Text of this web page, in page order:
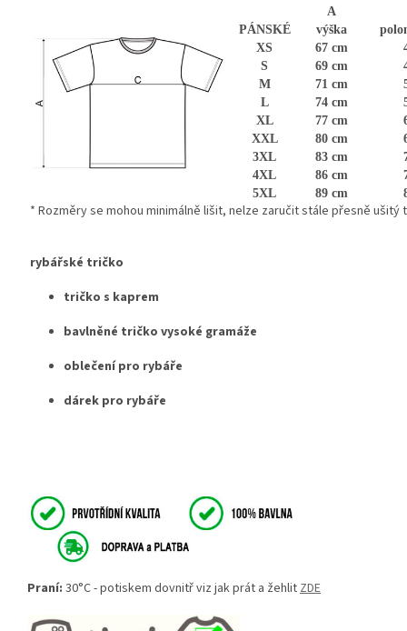
A
PÁNSKÉ
výška
XS
67 cm
S
69 cm
M
71 cm
L
74 cm
XL
77 cm
XXL
80 cm
3XL
83 cm
4XL
86 cm
5XL
89 cm
* Rozměry se mohou minimálně lišit, nelze zaručit stále přesně ušitý
rybářské tričko
tričko s kaprem
bavlněné tričko vysoké gramáže
oblečení pro rybáře
dárek pro rybáře
Praní: 30°C - potiskem dovnitř viz jak prát a žehlitZDE